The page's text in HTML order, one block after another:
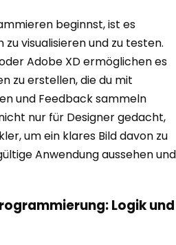
beginnst, ist es
visualisieren und zu testen.
Adobe XD ermöglichen es
zu erstellen, die du mit
und Feedback sammeln
nur für Designer gedacht,
um ein klares Bild davon zu
Anwendung aussehen und
Logik und